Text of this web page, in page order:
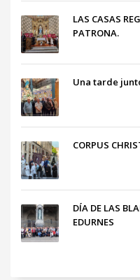
LAS CASAS
PATRONA.
Una tarde
CORPUS
DÍA DE LAS
EDURNES